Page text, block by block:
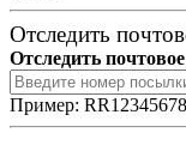
Отследить
Отследить
Пример: